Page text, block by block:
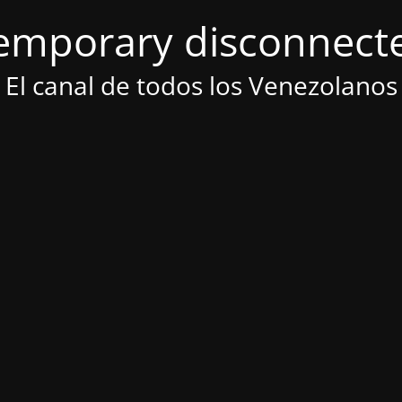
El canal de todos los Venezolanos